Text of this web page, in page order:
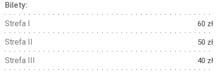
Bilety:
Strefa I
60 zł
Strefa II 50 zł
Strefa III 40 zł